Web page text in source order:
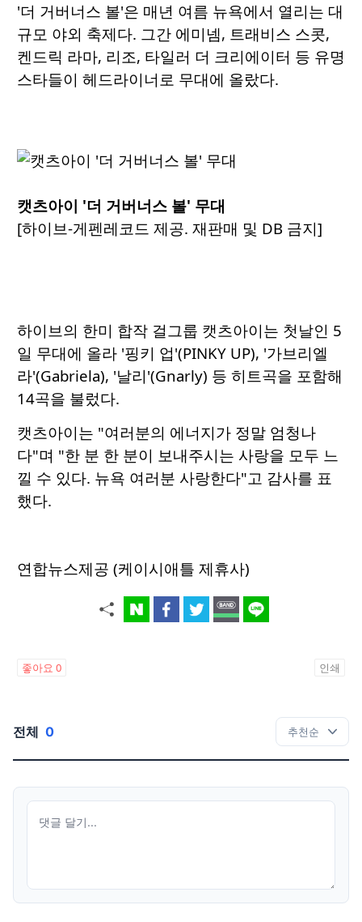
'더 거버너스 볼'은 매년 여름 뉴욕에서 열리는 대
규모 야외 축제다. 그간 에미넴, 트래비스 스콧,
켄드릭 라마, 리조, 타일러 더 크리에이터 등 유명
스타들이 헤드라이너로 무대에 올랐다.
캣츠아이 '더 거버너스 볼' 무대
[하이브-게펜레코드 제공. 재판매 및 DB 금지]
하이브의 한미 합작 걸그룹 캣츠아이는 첫날인 5
일 무대에 올라 '핑키 업'(PINKY UP), '가브리엘
라'(Gabriela), '날리'(Gnarly) 등 히트곡을 포함해
14곡을 불렀다.
캣츠아이는 "여러분의 에너지가 정말 엄청나
다"며 "한 분 한 분이 보내주시는 사랑을 모두 느
낄 수 있다. 뉴욕 여러분 사랑한다"고 감사를 표
했다.
연합뉴스제공 (케이시애틀 제휴사)
좋아요 0 인쇄
전체 0